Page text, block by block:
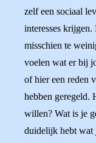
zelf een sociaal
interesses krijgen.
misschien te
voelen wat er bij
of hier een reden
hebben geregeld.
willen? Wat is je
duidelijk hebt wat